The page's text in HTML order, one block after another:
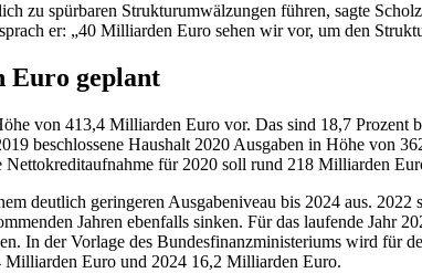
zu spürbaren Strukturumwälzungen führen, sagte
er: „40 Milliarden Euro sehen wir vor, um den
Euro geplant
von 413,4 Milliarden Euro vor. Das sind 18,7 Prozent
beschlossene Haushalt 2020 Ausgaben in Höhe von
für 2020 soll rund 218 Milliarden
deutlich geringeren Ausgabeniveau bis 2024 aus.
Jahren ebenfalls sinken. Für das laufende Jahr
In der Vorlage des Bundesfinanzministeriums wird für
Euro und 2024 16,2 Milliarden Euro.